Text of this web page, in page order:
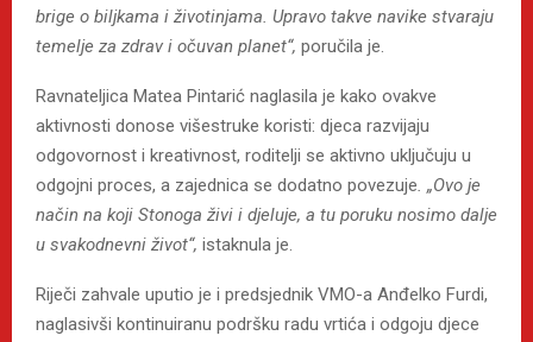
brige o biljkama i životinjama. Upravo takve navike stvaraju
temelje za zdrav i očuvan planet“, poručila je.
Ravnateljica Matea Pintarić naglasila je kako ovakve
aktivnosti donose višestruke koristi: djeca razvijaju
odgovornost i kreativnost, roditelji se aktivno uključuju u
odgojni proces, a zajednica se dodatno povezuje. „Ovo je
način na koji Stonoga živi i djeluje, a tu poruku nosimo dalje
u svakodnevni život“, istaknula je.
Riječi zahvale uputio je i predsjednik VMO-a Anđelko Furdi,
naglasivši kontinuiranu podršku radu vrtića i odgoju djece